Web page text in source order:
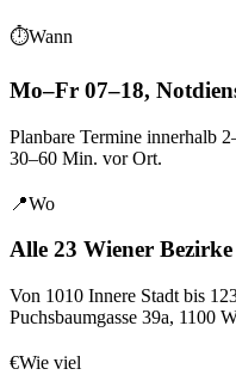
⏱Wann
Mo–Fr 07–18,
Planbare Termine innerhalb
30–60 Min. vor Ort.
📍Wo
Alle 23 Wiener Bezirke
Von 1010 Innere Stadt bis
Puchsbaumgasse 39a, 1100
€Wie viel